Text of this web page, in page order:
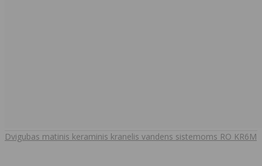
Dvigubas matinis keraminis kranelis vandens sistemoms RO KR6M